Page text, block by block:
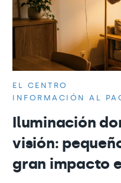
EL CENTRO
INFORMACIÓN AL
Iluminación
visión:
gran impacto